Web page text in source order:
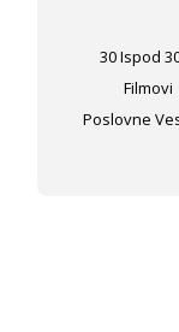
30 Ispod
Filmovi
Poslovne